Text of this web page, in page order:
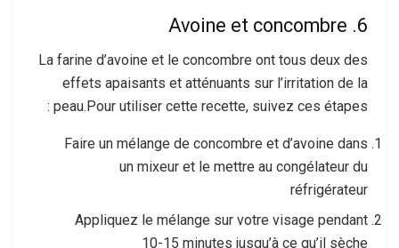
6. Avoine et concombre
La farine d’avoine et le concombre ont tous deux des
effets apaisants et atténuants sur l’irritation de la
peau.Pour utiliser cette recette, suivez ces étapes :
Faire un mélange de concombre et d’avoine dans
un mixeur et le mettre au congélateur du
réfrigérateur
Appliquez le mélange sur votre visage pendant
10-15 minutes jusqu’à ce qu’il sèche